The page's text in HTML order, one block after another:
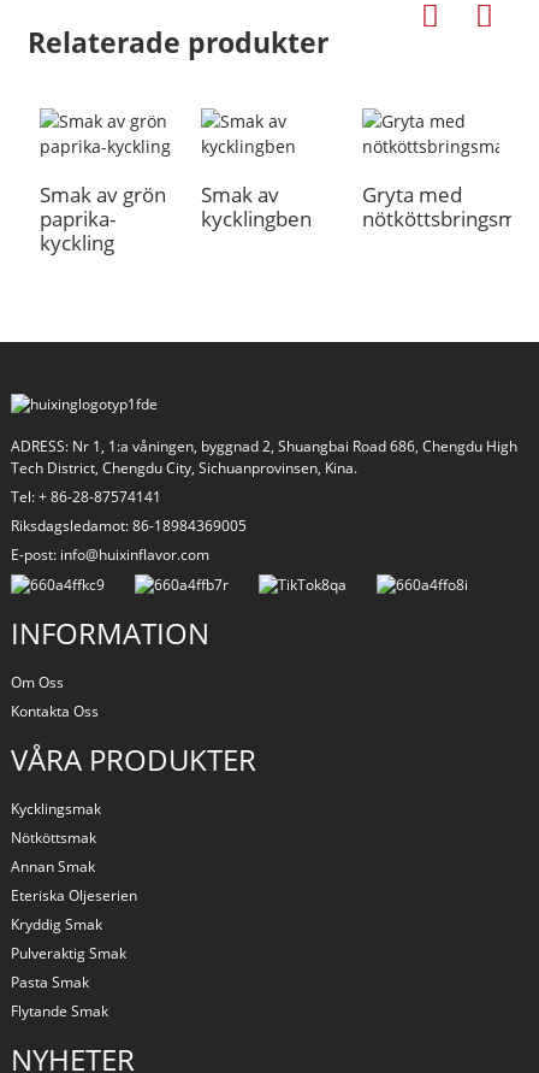
Relaterade produkter
Smak av grön
paprika-
kyckling
Smak av
kycklingben
Gryta med
nötköttsbringsmak
ADRESS: Nr 1, 1:a våningen, byggnad 2, Shuangbai Road 686, Chengdu High
Tech District, Chengdu City, Sichuanprovinsen, Kina.
Tel: + 86-28-87574141
Riksdagsledamot: 86-18984369005
E-post: info@huixinflavor.com
INFORMATION
Om Oss
Kontakta Oss
VÅRA PRODUKTER
Kycklingsmak
Nötköttsmak
Annan Smak
Eteriska Oljeserien
Kryddig Smak
Pulveraktig Smak
Pasta Smak
Flytande Smak
NYHETER